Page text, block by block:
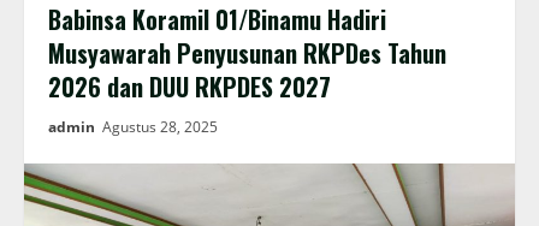
Babinsa Koramil 01/Binamu Hadiri
Musyawarah Penyusunan RKPDes Tahun
2026 dan DUU RKPDES 2027
admin Agustus 28, 2025